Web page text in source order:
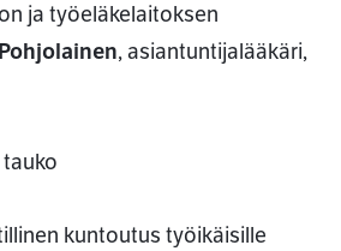
ja työeläkelaitoksen
, asiantuntijalääkäri,
kuntoutus työikäisille